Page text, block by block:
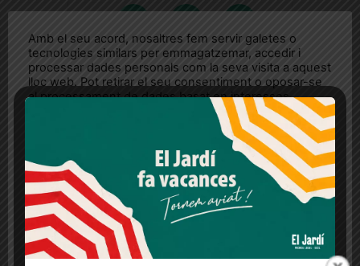
ESDEVENIMENTS
Amb el seu acord, nosaltres fem servir galetes o
tecnologies similars per emmagatzemar, accedir i
processar dades personals com la seva visita a aquest
lloc web. Pot retirar el seu consentiment o oposar-se
al processament de dades basat en interessos
legítims en qualsevol moment fent clic a "Ajustos de
cookies" o a la nostra Política de privacitat en aquest
lloc web. Si cliques "acceptar" dones el teu
Més informació Acceptar Rebutjar tot
Quan l’usuari crea un compte al Diari el Jardí, dona el
seu consentiment explícit per rebre comunicacions